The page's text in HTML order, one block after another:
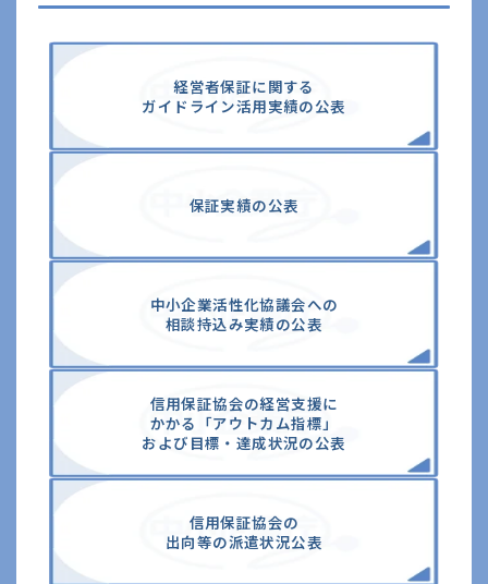
経営者保証に関する
ガイドライン活⽤実績の公表
保証実績の公表
中⼩企業活性化協議会への
相談持込み実績の公表
信⽤保証協会の経営⽀援に
かかる「アウトカム指標」
および⽬標・達成状況の公表
信用保証協会の
出向等の派遣状況公表